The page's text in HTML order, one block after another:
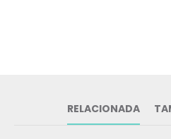
RELACIONADA